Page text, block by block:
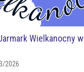
Wielkanocny w
2026